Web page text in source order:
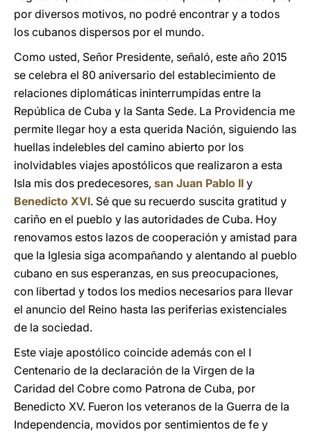
por diversos motivos, no podré encontrar y a todos
los cubanos dispersos por el mundo.
Como usted, Señor Presidente, señaló, este año 2015
se celebra el 80 aniversario del establecimiento de
relaciones diplomáticas ininterrumpidas entre la
República de Cuba y la Santa Sede. La Providencia me
permite llegar hoy a esta querida Nación, siguiendo las
huellas indelebles del camino abierto por los
inolvidables viajes apostólicos que realizaron a esta
Isla mis dos predecesores, san Juan Pablo II y
Benedicto XVI. Sé que su recuerdo suscita gratitud y
cariño en el pueblo y las autoridades de Cuba. Hoy
renovamos estos lazos de cooperación y amistad para
que la Iglesia siga acompañando y alentando al pueblo
cubano en sus esperanzas, en sus preocupaciones,
con libertad y todos los medios necesarios para llevar
el anuncio del Reino hasta las periferias existenciales
de la sociedad.
Este viaje apostólico coincide además con el I
Centenario de la declaración de la Virgen de la
Caridad del Cobre como Patrona de Cuba, por
Benedicto XV. Fueron los veteranos de la Guerra de la
Independencia, movidos por sentimientos de fe y